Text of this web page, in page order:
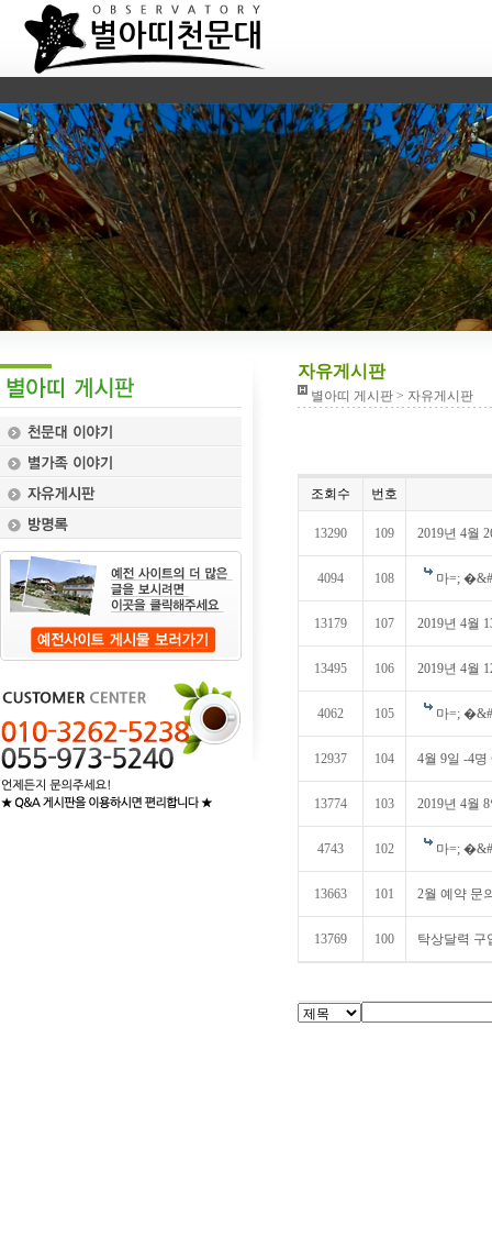
자유게시판
별아띠 게시판 > 자유게시판
조회수 번호
13290 109 2019년 4월
4094 108 마=;
13179 107 2019년 4월
13495 106 2019년 4월
4062 105 마=;
12937 104 4월 9일 -4명
13774 103 2019년 4월
4743 102 마=;
13663 101 2월 예약 문
13769 100 탁상달력 구